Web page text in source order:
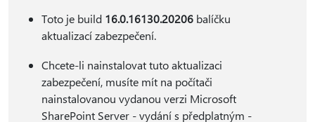
Toto je build 16.0.16130.20206balíčku
aktualizací zabezpečení.
Chcete-li nainstalovat tuto aktualizaci
zabezpečení, musíte mít na počítači
nainstalovanou vydanou verzi Microsoft
SharePoint Server - vydání s předplatným -